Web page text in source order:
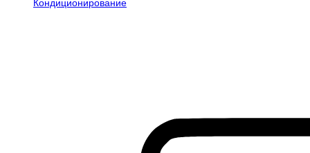
Кондиционирование